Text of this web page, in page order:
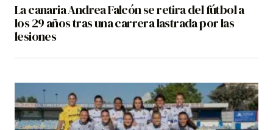
La canaria Andrea Falcón se retira del fútbol a
los 29 años tras una carrera lastrada por las
lesiones